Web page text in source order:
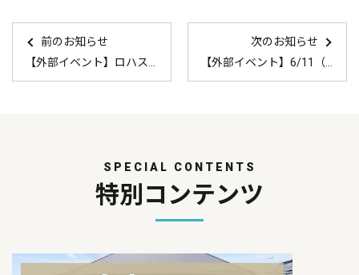
前のお知らせ
【外部イベント】ロハスパーク丹波×グルメフェス@丹波in丹波年輪の里
次のお知らせ
【外部イベント】6/11（土）～ たんば起業塾2022
SPECIAL CONTENTS
特別コンテンツ